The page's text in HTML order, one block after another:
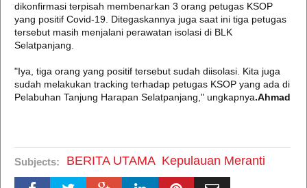
dikonfirmasi terpisah membenarkan 3 orang petugas KSOP
yang positif Covid-19. Ditegaskannya juga saat ini tiga petugas
tersebut masih menjalani perawatan isolasi di BLK
Selatpanjang.
"Iya, tiga orang yang positif tersebut sudah diisolasi. Kita juga
sudah melakukan tracking terhadap petugas KSOP yang ada di
Pelabuhan Tanjung Harapan Selatpanjang," ungkapnya.Ahmad
Subjects: BERITA UTAMA Kepulauan Meranti